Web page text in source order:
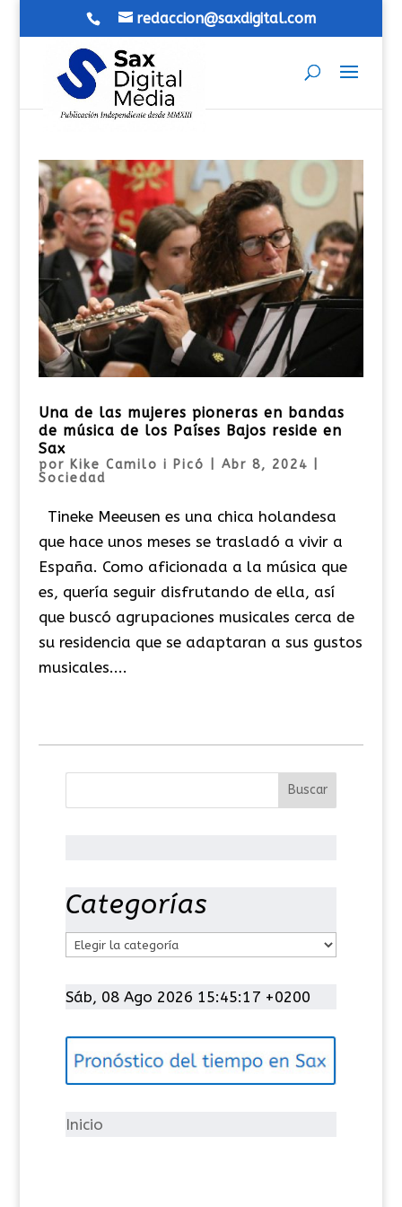
redaccion@saxdigital.com
Una de las mujeres pioneras en bandas
de música de los Países Bajos reside en
Sax
por Kike Camilo i Picó Abr 8, 2024
Sociedad
Tineke Meeusen es una chica holandesa
que hace unos meses se trasladó a vivir a
España. Como aficionada a la música que
es, quería seguir disfrutando de ella, así
que buscó agrupaciones musicales cerca de
su residencia que se adaptaran a sus gustos
musicales....
Categorías
t
g
í
Sáb, 08 Ago 2026 15:45:17 +0200
Inicio